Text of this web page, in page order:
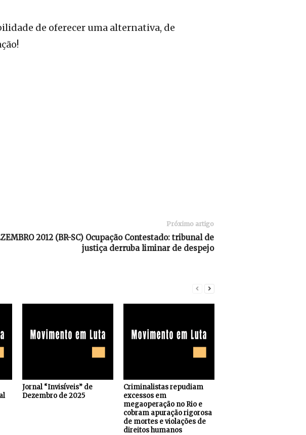
de oferecer uma alternativa, de
Próximo artigo
2012 (BR-SC) Ocupação Contestado: tribunal de
justiça derruba liminar de despejo‏
Jornal “Invisíveis” de
Dezembro de 2025
Criminalistas repudiam
excessos em
megaoperação no Rio e
cobram apuração rigorosa
de mortes e violações de
direitos humanos